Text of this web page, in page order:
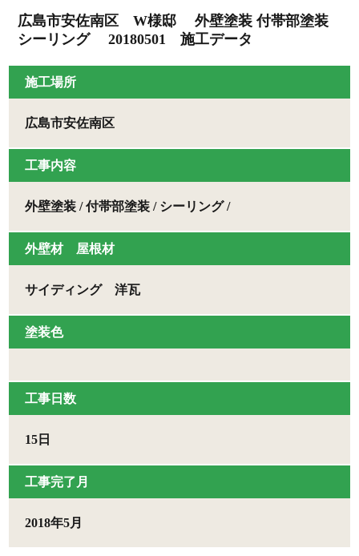
広島市安佐南区 W様邸 外壁塗装 付帯部塗装
シーリング 20180501 施工データ
施工場所
広島市安佐南区
工事内容
外壁塗装 / 付帯部塗装 / シーリング /
外壁材 屋根材
サイディング 洋瓦
塗装色
⼯事⽇数
15日
⼯事完了月
2018年5月